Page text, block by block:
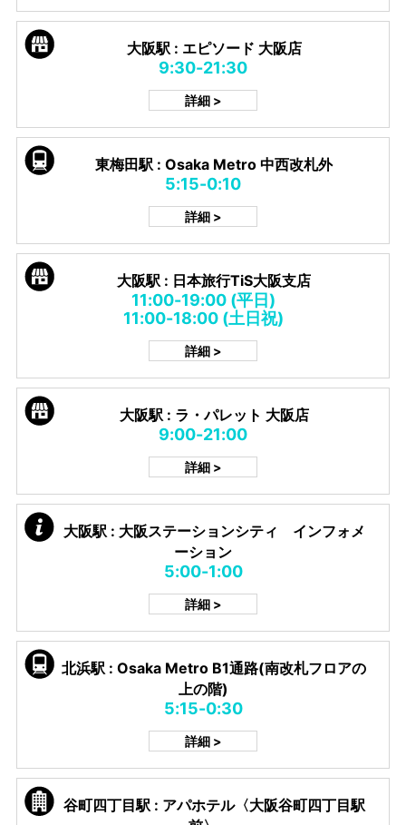
大阪駅 : エピソード 大阪店
9:30-21:30
詳細 >
東梅田駅 : Osaka Metro 中西改札外
5:15-0:10
詳細 >
大阪駅 : 日本旅行TiS大阪支店
11:00-19:00 (平日)
11:00-18:00 (土日祝)
詳細 >
大阪駅 : ラ・パレット 大阪店
9:00-21:00
詳細 >
大阪駅 : 大阪ステーションシティ インフォメ
ーション
5:00-1:00
詳細 >
北浜駅 : Osaka Metro B1通路(南改札フロアの
上の階)
5:15-0:30
詳細 >
谷町四丁目駅 : アパホテル〈大阪谷町四丁目駅